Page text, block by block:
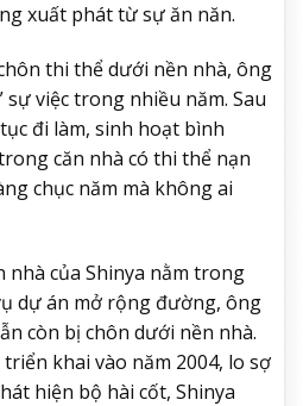
xuất phát từ sự ăn năn.
thi thể dưới nền nhà, ông
sự việc trong nhiều năm. Sau
đi làm, sinh hoạt bình
căn nhà có thi thể nạn
chục năm mà không ai
nhà của Shinya nằm trong
dự án mở rộng đường, ông
còn bị chôn dưới nền nhà.
khai vào năm 2004, lo sợ
hiện bộ hài cốt, Shinya